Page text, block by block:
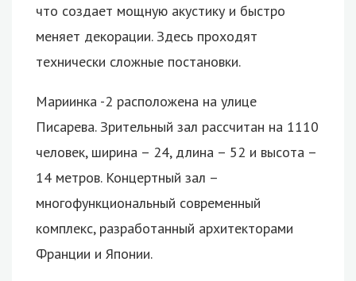
что создает мощную акустику и быстро
меняет декорации. Здесь проходят
технически сложные постановки.
Мариинка -2 расположена на улице
Писарева. Зрительный зал рассчитан на 1110
человек, ширина – 24, длина – 52 и высота –
14 метров. Концертный зал –
многофункциональный современный
комплекс, разработанный архитекторами
Франции и Японии.